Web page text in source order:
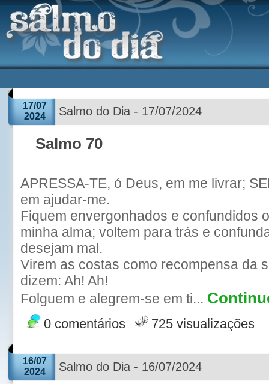
17/07
2024
Salmo do Dia - 17/07/2024
Salmo 70
APRESSA-TE, ó Deus, em me livrar;
em ajudar-me.
Fiquem envergonhados e confundidos
minha alma; voltem para trás e
desejam mal.
Virem as costas como recompensa da
dizem: Ah! Ah!
Folguem e alegrem-se em ti...
0 comentários 725 visualizações
16/07
2024
Salmo do Dia - 16/07/2024